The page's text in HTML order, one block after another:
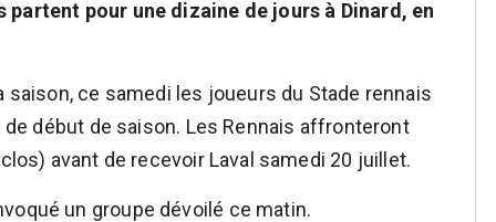
pour une dizaine de jours à Dinard, en
saison, ce samedi les joueurs du Stade rennais
début de saison. Les Rennais affronteront
avant de recevoir Laval samedi 20 juillet.
un groupe dévoilé ce matin.